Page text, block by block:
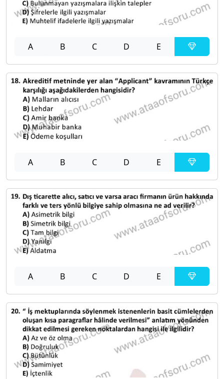
A B C D E
A B C D E
A B C D E